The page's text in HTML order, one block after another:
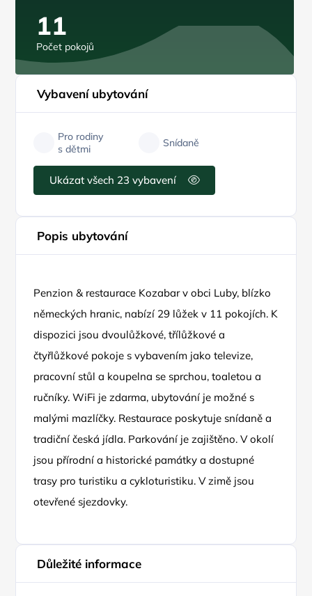
11
Počet pokojů
Vybavení ubytování
Pro rodiny
s dětmi
Snídaně
Ukázat všech 23 vybavení
Popis ubytování
Penzion & restaurace Kozabar v obci Luby, blízko
německých hranic, nabízí 29 lůžek v 11 pokojích. K
dispozici jsou dvoulůžkové, třílůžkové a
čtyřlůžkové pokoje s vybavením jako televize,
pracovní stůl a koupelna se sprchou, toaletou a
ručníky. WiFi je zdarma, ubytování je možné s
malými mazlíčky. Restaurace poskytuje snídaně a
tradiční česká jídla. Parkování je zajištěno. V okolí
jsou přírodní a historické památky a dostupné
trasy pro turistiku a cykloturistiku. V zimě jsou
otevřené sjezdovky.
Důležité informace